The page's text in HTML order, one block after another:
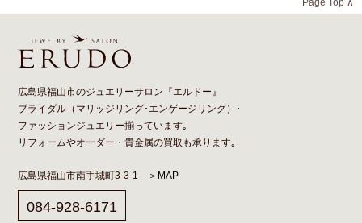
広島県福山市のジュエリーサロン『エルドー』
ブライダル（ マリッジリング･ エンゲージリング）･
ファッションジュエリー揃っています｡
リフォームやオーダー ・貴金属の買取も承ります｡
広島県福山市南手城町3-3-1 ＞MAP
084-928-6171